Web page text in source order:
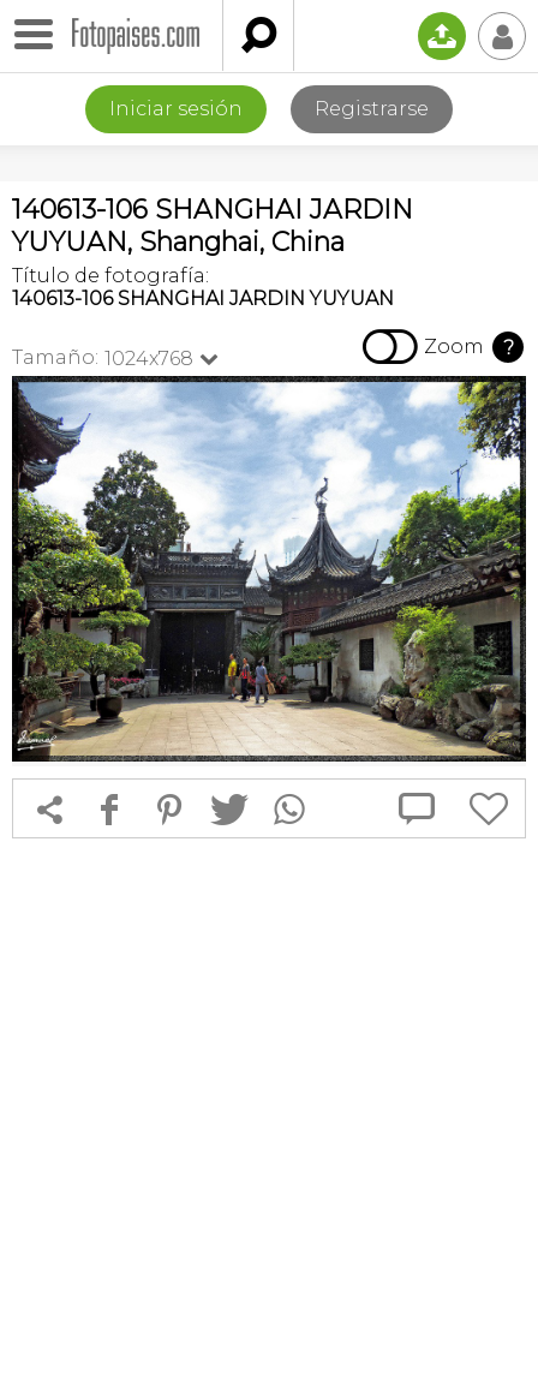
 📤 👤
Iniciar sesión Registrarse
140613-106 SHANGHAI JARDIN
YUYUAN, Shanghai, China
Título de fotografía:
140613-106 SHANGHAI JARDIN YUYUAN
Tamaño: 1024x768   Zoom ?
 f 1 T  